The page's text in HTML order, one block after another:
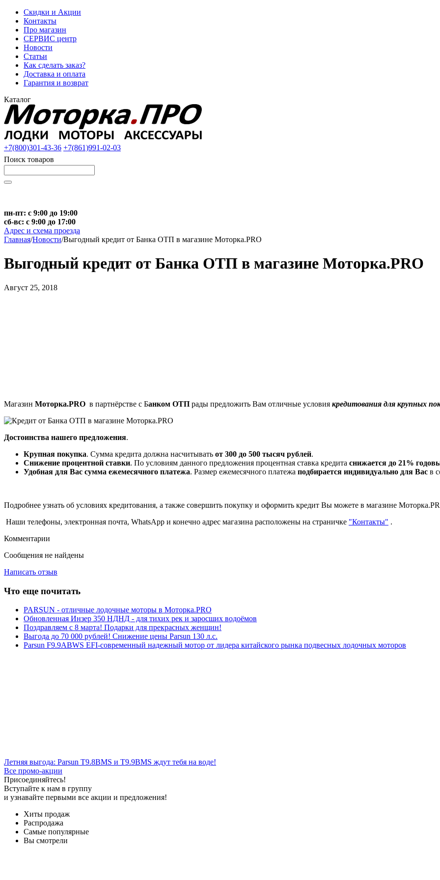
Скидки и Акции
Контакты
Про магазин
СЕРВИС центр
Новости
Статьи
Как сделать заказ?
Доставка и оплата
Гарантия и возврат
Каталог
+7(800)301-43-36 +7(861)991-02-03
Поиск товаров
пн-пт: с 9:00 до 19:00
сб-вс: с 9:00 до 17:00
Адрес и схема проезда
Главная/Новости/Выгодный кредит от Банка ОТП в магазине Моторка.PRO
Выгодный кредит от Банка ОТП в магазине Моторка.PRO
Август 25, 2018
Магазин Моторка.PRO в партнёрстве с Банком ОТП рады предложить Вам отличные условия кредитования для крупных
Достоинства нашего предложения.
Крупная покупка. Сумма кредита должна насчитывать от 300 до 500 тысяч рублей.
Снижение процентной ставки. По условиям данного предложения процентная ставка кредита снижается до 21%
Удобная для Вас сумма ежемесячного платежа. Размер ежемесячного платежа подбирается индивидуально для Вас в
Подробнее узнать об условиях кредитования, а также совершить покупку и оформить кредит Вы можете в магазине
Наши телефоны, электронная почта, WhatsApp и конечно адрес магазина расположены на страничке "Контакты" .
Комментарии
Сообщения не найдены
Написать отзыв
Что еще почитать
PARSUN - отличные лодочные моторы в Моторка.PRO
Обновленная Инзер 350 НДНД - для тихих рек и заросших водоёмов
Поздравляем с 8 марта! Подарки для прекрасных женщин!
Выгода до 70 000 рублей! Снижение цены Parsun 130 л.с.
Parsun F9.9ABWS EFI-современный надежный мотор от лидера китайского рынка подвесных лодочных моторов
Летняя выгода: Parsun T9.8BMS и T9.9BMS ждут тебя на воде!
Все промо-акции
Присоединяйтесь!
Вступайте к нам в группу
и узнавайте первыми все акции и предложения!
Хиты продаж
Распродажа
Самые популярные
Вы смотрели